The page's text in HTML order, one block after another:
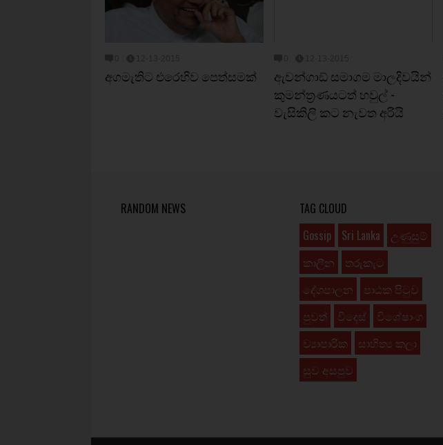
අගමැතිට එරෙහිව පෙත්සමක්
ඇවන්ගාඞ් සමාගම මාලදිවයින්
කුමන්ත‍්‍රණයටත් හවුල් -
වැසිකිලි කට නැවත අරියි
RANDOM NEWS
TAG CLOUD
Gossip
Sri Lanka
උණුසුම්
කාලීන
තරුකැට
දේශපාලන
පාඨක පිටුව
පුවත්
විදෙස්
විශේෂාංග
ව්‍යාපාරික
සාහිත්‍ය කලා
සුව අසපුව